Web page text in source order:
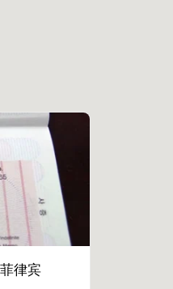
律宾